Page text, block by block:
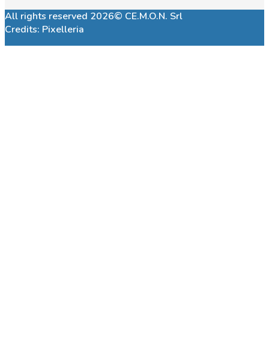
All rights reserved 2026© CE.M.O.N. Srl
Credits: Pixelleria